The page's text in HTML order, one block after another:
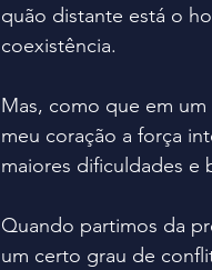
quão distante está o
coexistência.
Mas, como que em
meu coração a força
maiores dificuldades e
Quando partimos da
um certo grau de